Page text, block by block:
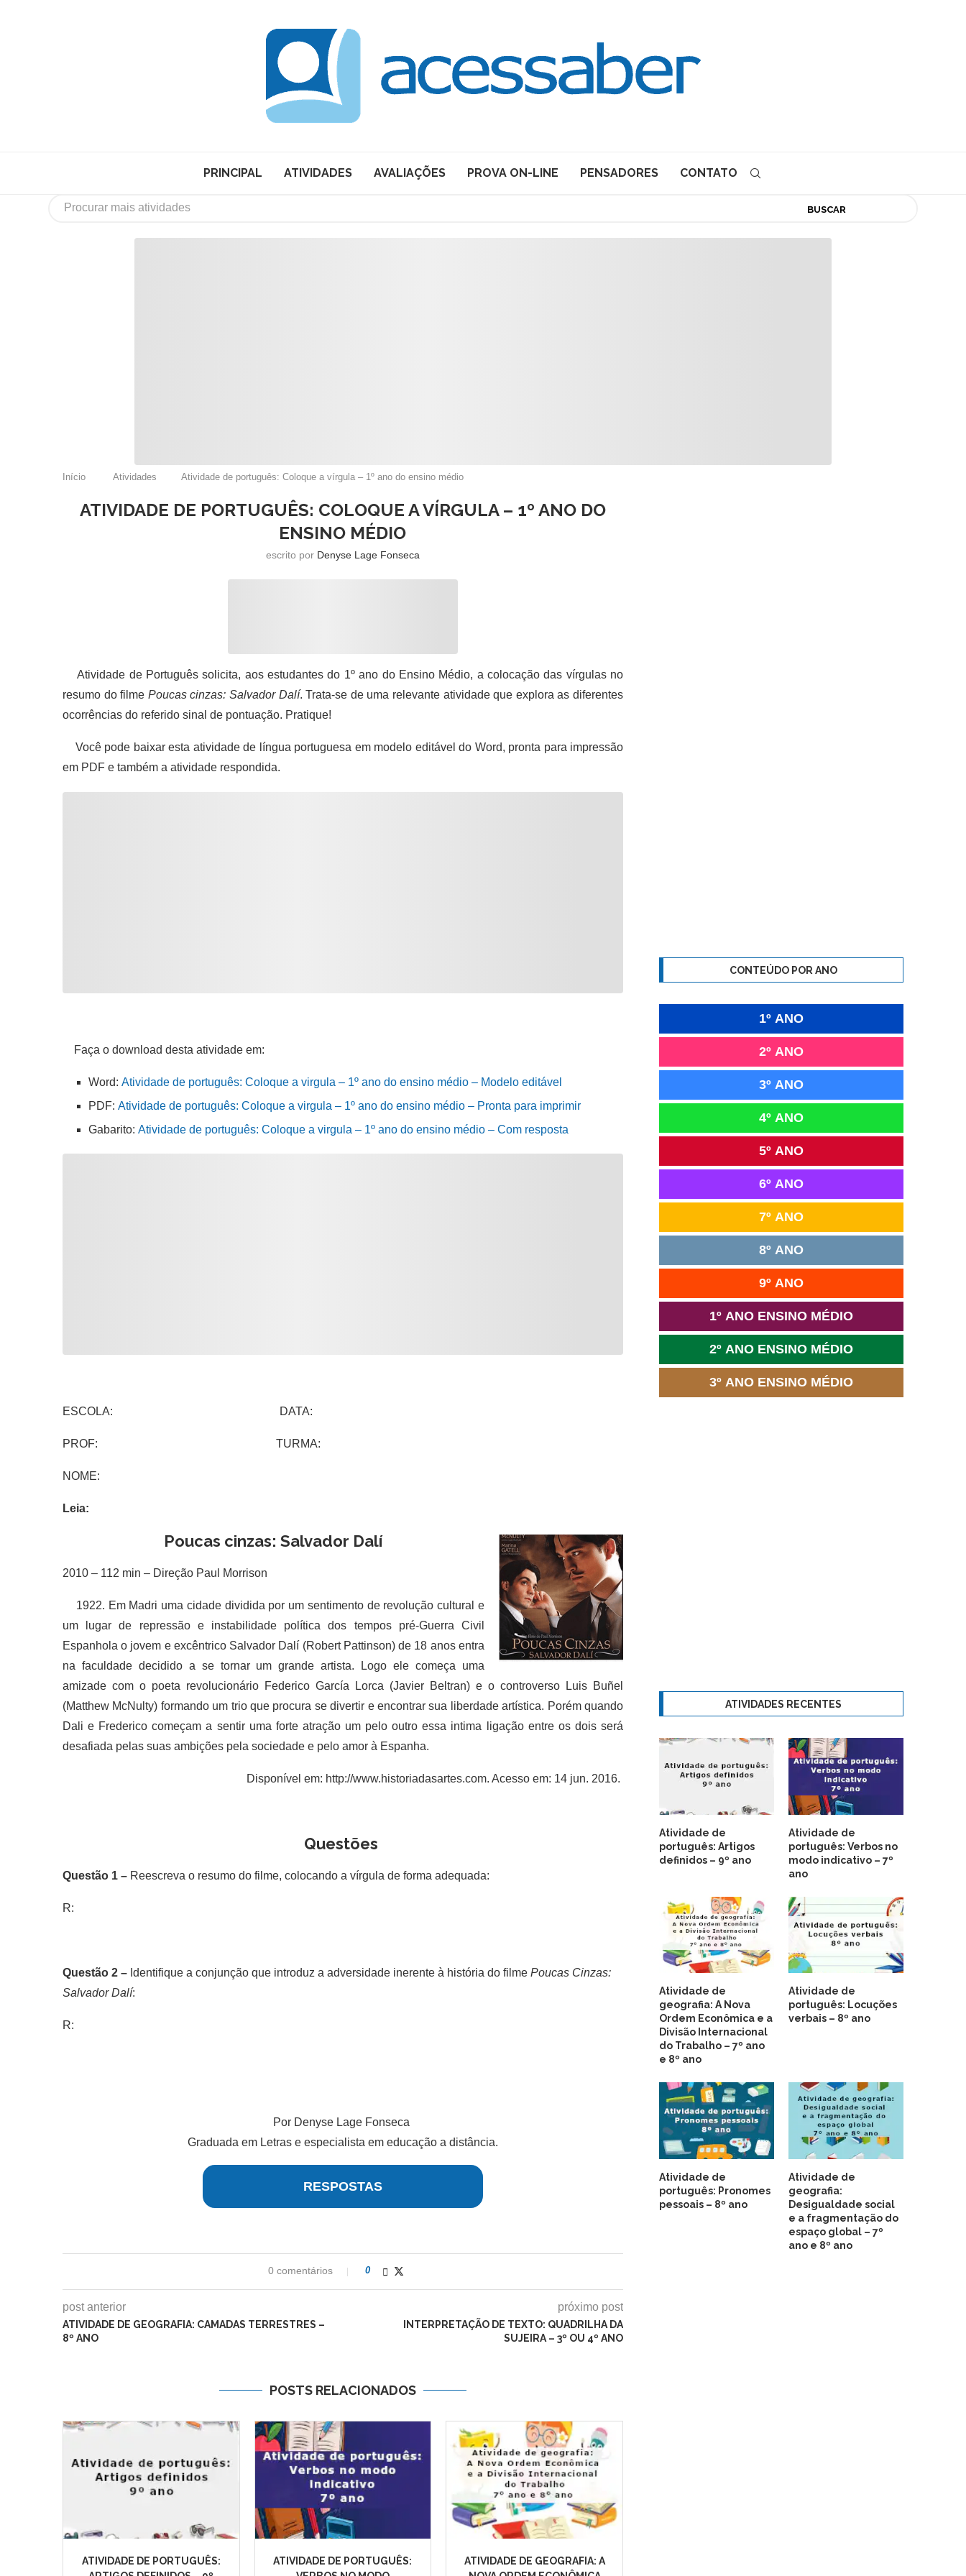
PRINCIPAL ATIVIDADES AVALIAÇÕES PROVA ON-LINE PENSADORES CONTATO
BUSCAR
Início Atividades Atividade de português: Coloque a vírgula – 1º ano do ensino médio
ATIVIDADE DE PORTUGUÊS: COLOQUE A VÍRGULA – 1º ANO DO
ENSINO MÉDIO
escrito por Denyse Lage Fonseca
Atividade de Português solicita, aos estudantes do 1º ano do Ensino Médio, a colocação das vírgulas no
resumo do filme Poucas cinzas: Salvador Dalí. Trata-se de uma relevante atividade que explora as diferentes
ocorrências do referido sinal de pontuação. Pratique!
Você pode baixar esta atividade de língua portuguesa em modelo editável do Word, pronta para impressão
em PDF e também a atividade respondida.
Faça o download desta atividade em:
Word: Atividade de português: Coloque a virgula – 1º ano do ensino médio – Modelo editável
PDF: Atividade de português: Coloque a virgula – 1º ano do ensino médio – Pronta para imprimir
Gabarito: Atividade de português: Coloque a virgula – 1º ano do ensino médio – Com resposta
ESCOLA: DATA:
PROF: TURMA:
NOME:
Leia:
Poucas cinzas: Salvador Dalí
2010 – 112 min – Direção Paul Morrison
1922. Em Madri uma cidade dividida por um sentimento de revolução cultural e
um lugar de repressão e instabilidade política dos tempos pré-Guerra Civil
Espanhola o jovem e excêntrico Salvador Dalí (Robert Pattinson) de 18 anos entra
na faculdade decidido a se tornar um grande artista. Logo ele começa uma
amizade com o poeta revolucionário Federico García Lorca (Javier Beltran) e o controverso Luis Buñel
(Matthew McNulty) formando um trio que procura se divertir e encontrar sua liberdade artística. Porém quando
Dali e Frederico começam a sentir uma forte atração um pelo outro essa intima ligação entre os dois será
desafiada pelas suas ambições pela sociedade e pelo amor à Espanha.
Disponível em: http://www.historiadasartes.com. Acesso em: 14 jun. 2016.
Questões
Questão 1 – Reescreva o resumo do filme, colocando a vírgula de forma adequada:
R:
Questão 2 – Identifique a conjunção que introduz a adversidade inerente à história do filme Poucas Cinzas:
Salvador Dalí:
R:
Por Denyse Lage Fonseca
Graduada em Letras e especialista em educação a distância.
RESPOSTAS
0 comentários 0
post anterior
ATIVIDADE DE GEOGRAFIA: CAMADAS TERRESTRES –
8º ANO
próximo post
INTERPRETAÇÃO DE TEXTO: QUADRILHA DA
SUJEIRA – 3º OU 4º ANO
POSTS RELACIONADOS
ATIVIDADE DE PORTUGUÊS:
ATIVIDADE DE PORTUGUÊS:
ATIVIDADE DE GEOGRAFIA: A
CONTEÚDO POR ANO
1º ANO
2º ANO
3º ANO
4º ANO
5º ANO
6º ANO
7º ANO
8º ANO
9º ANO
1º ANO ENSINO MÉDIO
2º ANO ENSINO MÉDIO
3º ANO ENSINO MÉDIO
ATIVIDADES RECENTES
Atividade de
português: Artigos
definidos – 9º ano
Atividade de
português: Verbos no
modo indicativo – 7º
ano
Atividade de
geografia: A Nova
Ordem Econômica e a
Divisão Internacional
do Trabalho – 7º ano
e 8º ano
Atividade de
português: Locuções
verbais – 8º ano
Atividade de
português: Pronomes
pessoais – 8º ano
Atividade de
geografia:
Desigualdade social
e a fragmentação do
espaço global – 7º
ano e 8º ano